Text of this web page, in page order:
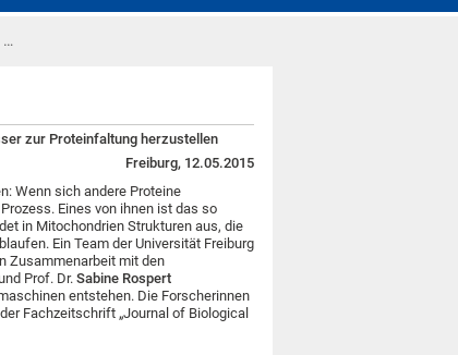
…
zur Proteinfaltung herzustellen
Freiburg, 12.05.2015
Wenn sich andere Proteine
Eines von ihnen ist das so
in Mitochondrien Strukturen aus, die
Ein Team der Universität Freiburg
Zusammenarbeit mit den
Prof. Dr. Sabine Rospert
entstehen. Die Forscherinnen
Fachzeitschrift „Journal of Biological